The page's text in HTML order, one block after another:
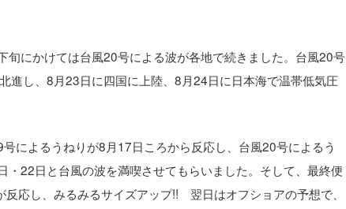
にかけては台風20号による波が各地で続きました。台風20号
進し、8月23日に四国に上陸、8月24日に日本海で温帯低気圧
によるうねりが8月17日ころから反応し、台風20号によるう
22日と台風の波を満喫させてもらいました。そして、最終便
応し、みるみるサイズアップ!! 翌日はオフショアの予想で、